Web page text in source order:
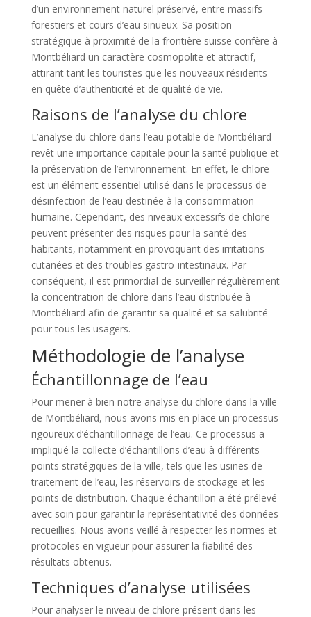
d’un environnement naturel préservé, entre massifs
forestiers et cours d’eau sinueux. Sa position
stratégique à proximité de la frontière suisse confère à
Montbéliard un caractère cosmopolite et attractif,
attirant tant les touristes que les nouveaux résidents
en quête d’authenticité et de qualité de vie.
Raisons de l’analyse du chlore
L’analyse du chlore dans l’eau potable de Montbéliard
revêt une importance capitale pour la santé publique et
la préservation de l’environnement. En effet, le chlore
est un élément essentiel utilisé dans le processus de
désinfection de l’eau destinée à la consommation
humaine. Cependant, des niveaux excessifs de chlore
peuvent présenter des risques pour la santé des
habitants, notamment en provoquant des irritations
cutanées et des troubles gastro-intestinaux. Par
conséquent, il est primordial de surveiller régulièrement
la concentration de chlore dans l’eau distribuée à
Montbéliard afin de garantir sa qualité et sa salubrité
pour tous les usagers.
Méthodologie de l’analyse
Échantillonnage de l’eau
Pour mener à bien notre analyse du chlore dans la ville
de Montbéliard, nous avons mis en place un processus
rigoureux d’échantillonnage de l’eau. Ce processus a
impliqué la collecte d’échantillons d’eau à différents
points stratégiques de la ville, tels que les usines de
traitement de l’eau, les réservoirs de stockage et les
points de distribution. Chaque échantillon a été prélevé
avec soin pour garantir la représentativité des données
recueillies. Nous avons veillé à respecter les normes et
protocoles en vigueur pour assurer la fiabilité des
résultats obtenus.
Techniques d’analyse utilisées
Pour analyser le niveau de chlore présent dans les